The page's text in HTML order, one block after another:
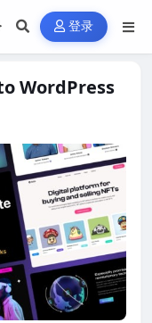
登录
WordPress